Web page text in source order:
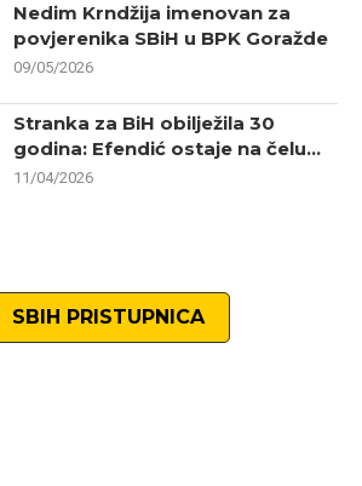
Nedim Krndžija imenovan za
povjerenika SBiH u BPK Goražde
09/05/2026
Stranka za BiH obilježila 30
godina: Efendić ostaje na čelu...
11/04/2026
SBIH PRISTUPNICA